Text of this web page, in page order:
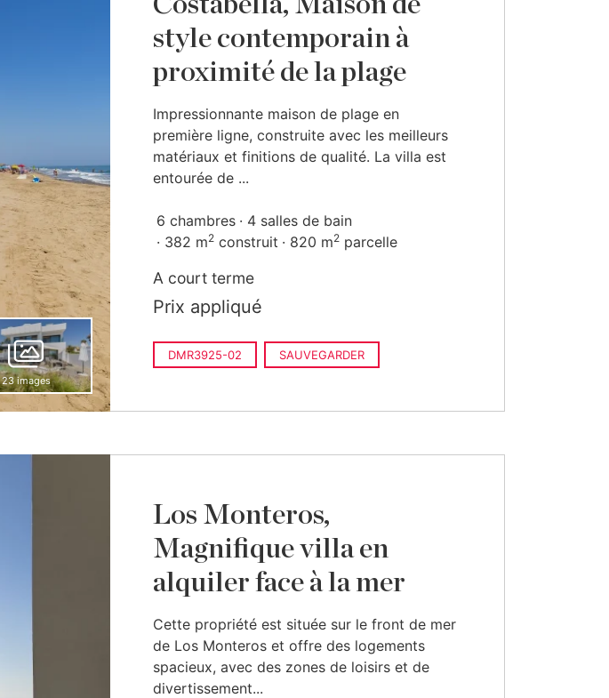
23 images
style contemporain à
proximité de la plage
Impressionnante maison de plage en
première ligne, construite avec les meilleurs
matériaux et finitions de qualité. La villa est
entourée de ...
6 chambres
4 salles de bain
382 m2 construit 820 m2 parcelle
A court terme
Prix appliqué
DMR3925-02 SAUVEGARDER
Los Monteros,
Magnifique villa en
alquiler face à la mer
Cette propriété est située sur le front de mer
de Los Monteros et offre des logements
spacieux, avec des zones de loisirs et de
divertissement...